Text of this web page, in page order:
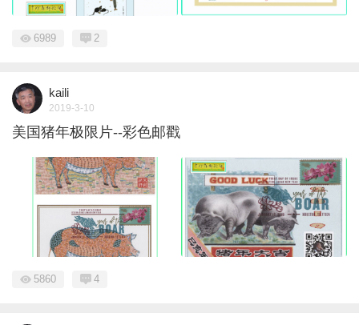
6989 2
kaili
2019-3-10
美国猪年极限片--彩色邮戳
5860 4